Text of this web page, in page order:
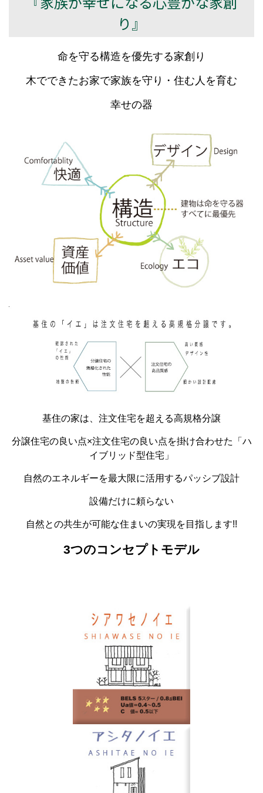
り』
命を守る構造を優先する家創り
木でできたお家で家族を守り・住む人を育む
幸せの器
基住の家は、注文住宅を超える高規格分譲
分譲住宅の良い点×注文住宅の良い点を掛け合わせた「ハ
イブリッド型住宅」
自然のエネルギーを最大限に活用するパッシブ設計
設備だけに頼らない
自然との共生が可能な住まいの実現を目指します!!
3つのコンセプトモデル